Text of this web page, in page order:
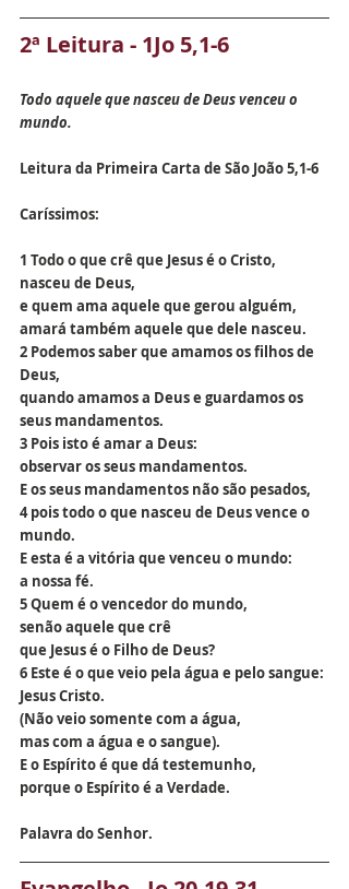
2ª Leitura - 1Jo 5,1-6
Todo aquele que nasceu de Deus venceu o
mundo.
Leitura da Primeira Carta de São João 5,1-6
Caríssimos:
1 Todo o que crê que Jesus é o Cristo,
nasceu de Deus,
e quem ama aquele que gerou alguém,
amará também aquele que dele nasceu.
2 Podemos saber que amamos os filhos de
Deus,
quando amamos a Deus e guardamos os
seus mandamentos.
3 Pois isto é amar a Deus:
observar os seus mandamentos.
E os seus mandamentos não são pesados,
4 pois todo o que nasceu de Deus vence o
mundo.
E esta é a vitória que venceu o mundo:
a nossa fé.
5 Quem é o vencedor do mundo,
senão aquele que crê
que Jesus é o Filho de Deus?
6 Este é o que veio pela água e pelo sangue:
Jesus Cristo.
(Não veio somente com a água,
mas com a água e o sangue).
E o Espírito é que dá testemunho,
porque o Espírito é a Verdade.
Palavra do Senhor.